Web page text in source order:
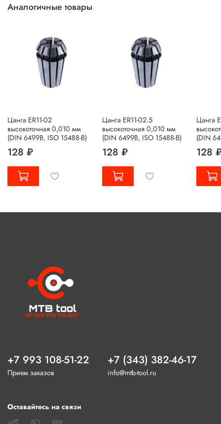
Аналогичные товары
Цанга ER11-02
высокоточная 0,010 мм
(DIN 6499B, ISO 15488-B)
128 ₽
Цанга ER11-02.5
высокоточная 0,010 мм
(DIN 6499B, ISO 15488-B)
128 ₽
Цанга
(DIN
128
+7 993 108-51-22
Прием заказов
+7 (343) 382-46-17
info@mtb-tool.ru
Оставайтесь на связи